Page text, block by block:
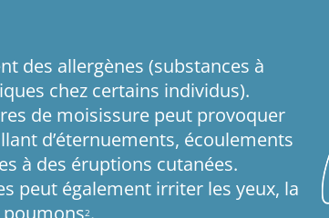
des allergènes (substances à
chez certains individus).
de moisissure peut provoquer
d’éternuements, écoulements
à des éruptions cutanées.
peut également irriter les yeux, la
poumons2.